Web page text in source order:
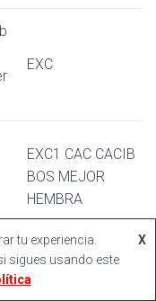
EXC
EXC1 CAC CACIB
BOS MEJOR
HEMBRA
EXC Mejor de
Clase Intermedia
tu experiencia.
sigues usando este
X